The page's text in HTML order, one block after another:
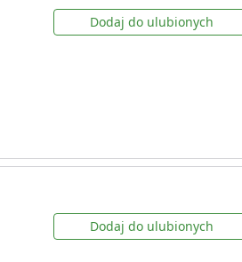
Dodaj do ulubionych
Dodaj do ulubionych